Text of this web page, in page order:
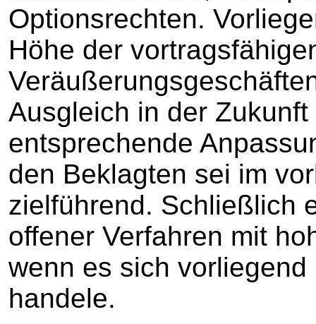
Optionsrechten.
Höhe der
Ausgleich in der
entsprechende
den Beklagten sei im
zielführend. Schließlich
offener Verfahren mit
wenn es sich
handele.